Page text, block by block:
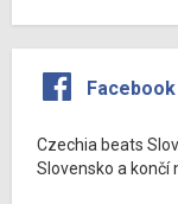
Facebook
Czechia beats
Slovensko a končí